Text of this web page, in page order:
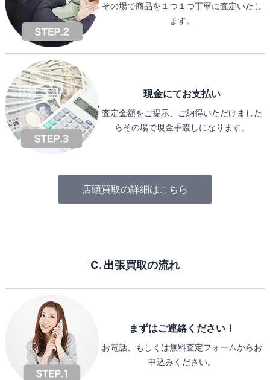
その場で商品を１つ１つ丁寧に査定いたし
ます。
現金にてお支払い
査定金額をご提示、ご納得いただけました
らその場で現金手渡しになります。
店頭買取の詳細はこちら
C. 出張買取の流れ
まずはご連絡ください！
お電話、もしくは無料査定フォームからお
申込みください。